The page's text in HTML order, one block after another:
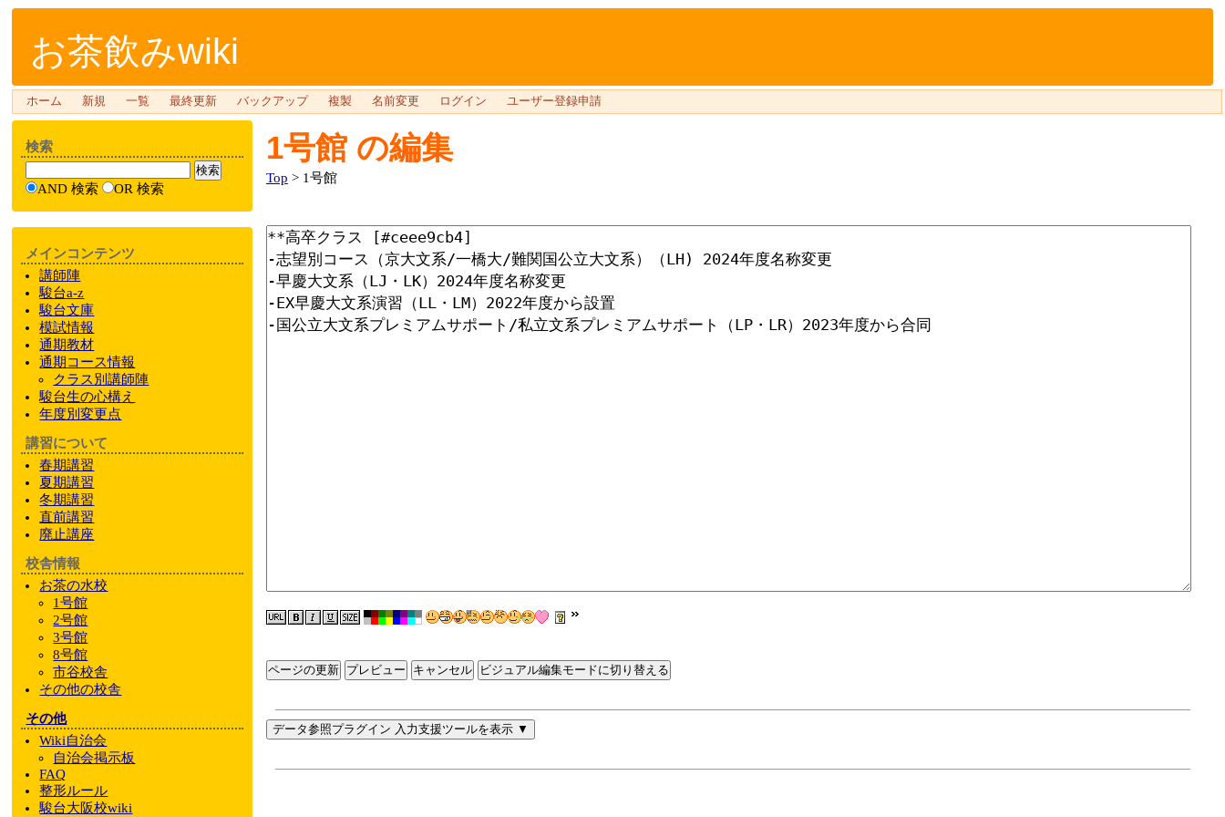
お茶飲みwiki
ホーム 新規 一覧 最終更新 バックアップ 複製 名前変更 ログイン ユーザー登録申請
1号館の編集
Top > 1号館
ページの更新 ビジュアル編集モードに切り替える
データ参照プラグイン 入力支援ツールを表示 ▼
検索
AND 検索 OR 検索
メインコンテンツ
講師陣
駿台a-z
駿台文庫
模試情報
通期教材
通期 コース情報
クラス別講師陣
駿台生の心構え
年度別変更点
講習について
春期講習
夏期講習
冬期講習
直前講習
廃止講座
校舎情報
お茶の水校
1号館
2号館
3号館
8号館
市谷校舎
その他の校舎
その他
Wiki自治会
自治会掲示板
FAQ
整形ルール
駿台大阪校wiki